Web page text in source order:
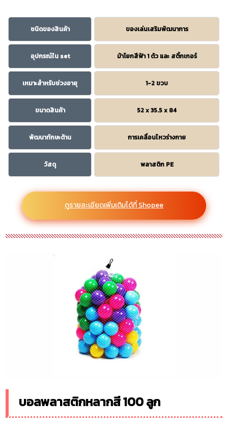
ชนิดของสินค้า ของเล่นเสริมพัฒนาการ
อุปกรณ์ใน set ม้าโยกสีฟ้า 1 ตัว และ สติ้กเกอร์
เหมาะสำหรับช่วงอายุ 1-2 ขวบ
ขนาดสินค้า 52 x 35.5 x 84
พัฒนาทักษะด้าน การเคลื่อนไหวร่างกาย
วัสดุ พลาสติก PE
ดูรายละเอียดเพิ่มเติมได้ที่ Shopee
บอลพลาสติกหลากสี 100 ลูก